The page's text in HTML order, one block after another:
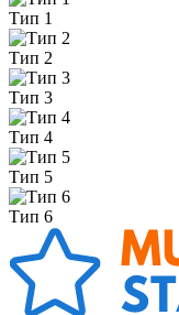
Тип 1
Тип 2
Тип 3
Тип 4
Тип 5
Тип 6